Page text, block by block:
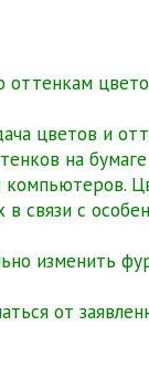
оттенкам
цветов и
на
связи с
изменить
от